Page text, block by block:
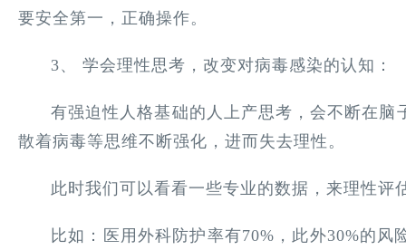
要安全第一，正确操作。
3、 学会理性思考，改变对病毒感染的认知：
有强迫性人格基础的人上产思考，会不断在
散着病毒等思维不断强化，进而失去理性。
此时我们可以看看一些专业的数据，来理性评
比如：医用外科防护率有70%，此外30%的